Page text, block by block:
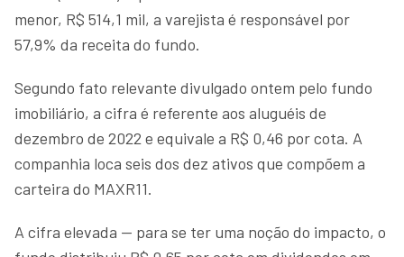
menor, R$ 514,1 mil, a varejista é responsável por
57,9% da receita do fundo.
Segundo fato relevante divulgado ontem pelo fundo
imobiliário, a cifra é referente aos aluguéis de
dezembro de 2022 e equivale a R$ 0,46 por cota. A
companhia loca seis dos dez ativos que compõem a
carteira do MAXR11.
A cifra elevada — para se ter uma noção do impacto, o